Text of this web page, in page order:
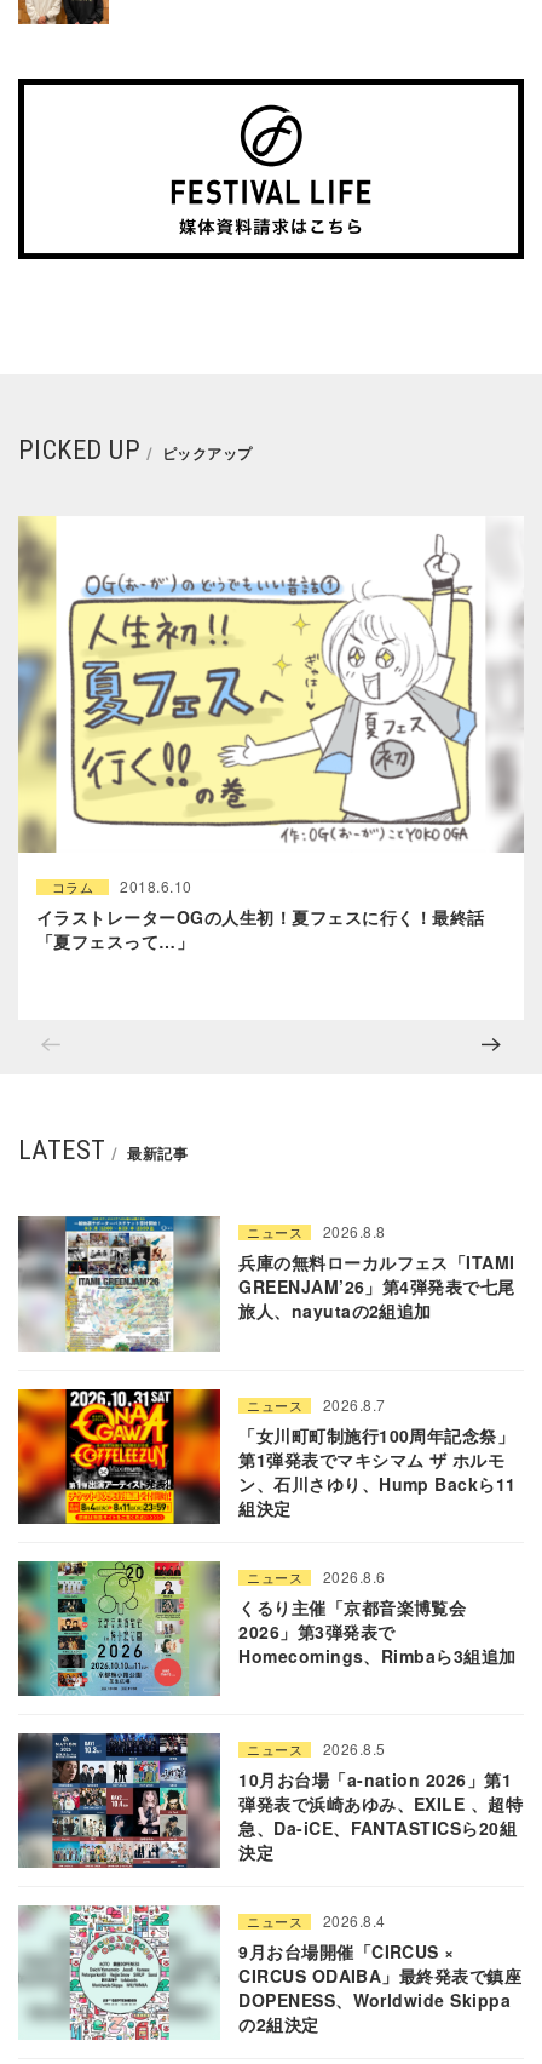
PICKED UP ピックアップ
コラム 2018.6.10
イラストレーターOGの人生初！夏フェスに行く！最終話
「夏フェスって…」
LATEST 最新記事
ニュース 2026.8.8
兵庫の無料ローカルフェス「ITAMI
GREENJAM’26」第4弾発表で七尾
旅人、nayutaの2組追加
ニュース 2026.8.7
「女川町町制施行100周年記念祭」
第1弾発表でマキシマム ザ ホルモ
ン、石川さゆり、Hump Backら11
組決定
ニュース 2026.8.6
くるり主催「京都音楽博覧会
2026」第3弾発表で
Homecomings、Rimbaら3組追加
ニュース 2026.8.5
10月お台場「a-nation 2026」第1
弾発表で浜崎あゆみ、EXILE 、超特
急、Da-iCE、FANTASTICSら20組
決定
ニュース 2026.8.4
9月お台場開催「CIRCUS ×
CIRCUS ODAIBA」最終発表で鎮座
DOPENESS、Worldwide Skippa
の2組決定